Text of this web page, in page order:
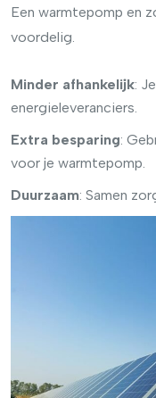
Een warmtepomp en
voordelig.
Minder afhankelijk:
energieleveranciers.
Extra besparing:
voor je warmtepomp.
Duurzaam: Samen